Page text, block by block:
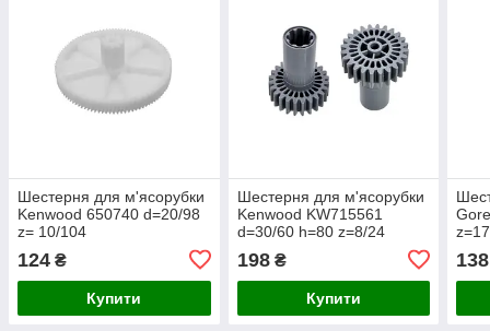
Шестерня для м'ясорубки
Kenwood 650740 d=20/98
z= 10/104
124 ₴
Купити
Шестерня для м'ясорубки
Kenwood KW715561
d=30/60 h=80 z=8/24
198₴
Купити
138